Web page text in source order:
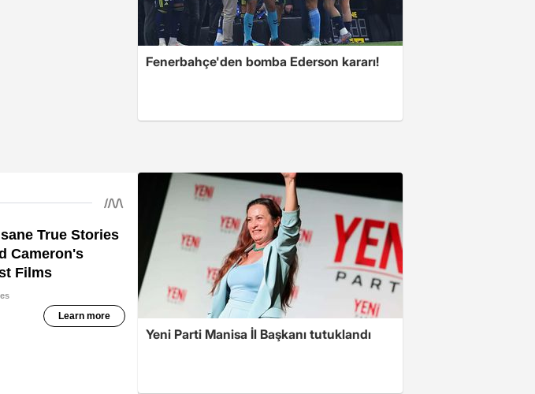
Fenerbahçe'den bomba Ederson kararı!
Yeni Parti Manisa İl Başkanı tutuklandı